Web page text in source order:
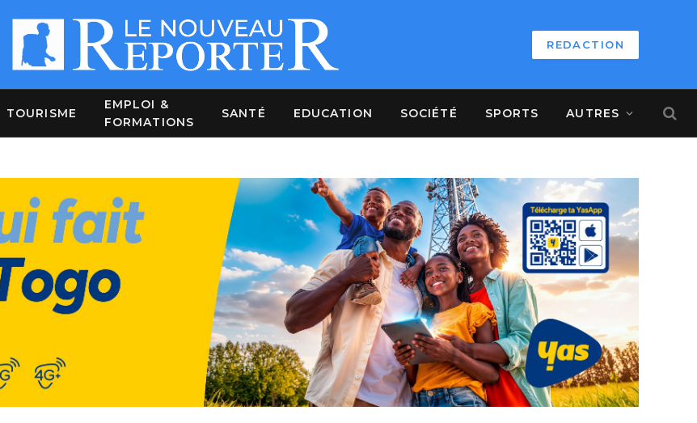
REDACTION
TOURISME
EMPLOI &
FORMATIONS
SANTÉ EDUCATION SOCIÉTÉ SPORTS AUTRES